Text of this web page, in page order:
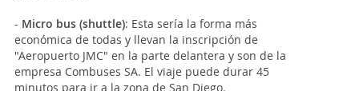
- Micro bus (shuttle): Esta sería la forma más
económica de todas y llevan la inscripción de
"Aeropuerto JMC" en la parte delantera y son de la
empresa Combuses SA. El viaje puede durar 45
minutos para ir a la zona de San Diego.